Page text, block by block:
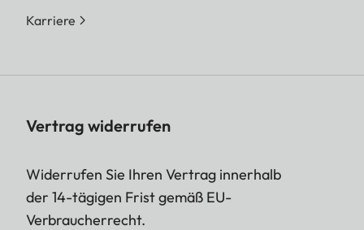
Karriere
Vertrag widerrufen
Widerrufen Sie Ihren Vertrag innerhalb
der 14-tägigen Frist gemäß EU-
Verbraucherrecht.